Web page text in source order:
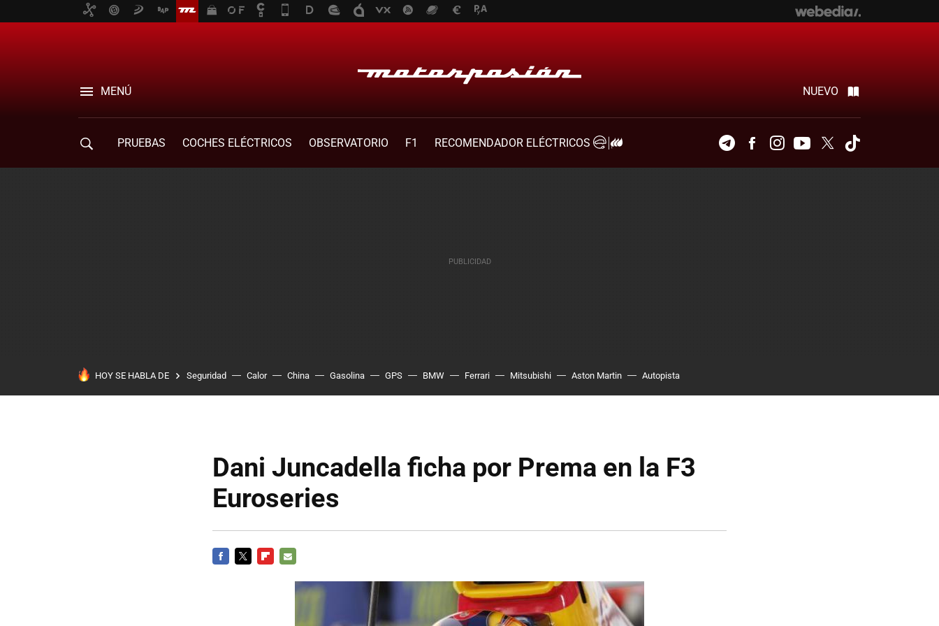
MENÚ NUEVO
PRUEBAS COCHES ELÉCTRICOS OBSERVATORIO F1
RECOMENDADOR ELÉCTRICOS
TelegramFacebookInstagramYoutubeTwitter
HOY SE HABLA DE Seguridad Calor China Gasolina GPS BMW Ferrari Mitsubishi Aston Martin Autopista
Dani Juncadella ficha por Prema en la F3
Euroseries
MAIL